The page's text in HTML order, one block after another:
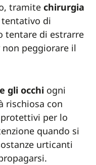
tramite chirurgia
tentativo di
tentare di estrarre
peggiorare il
gli occhi ogni
rischiosa con
per lo
quando si
urticanti